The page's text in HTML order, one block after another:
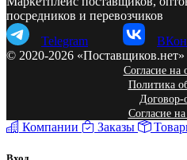
посредников и перевозчиков
Telegram
© 2020-2026 «Поставщиков.нет»
Согласие на
Политика
Договор-
Согласие
Компании Заказы